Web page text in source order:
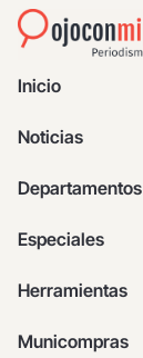
Inicio
Noticias
Departamentos
Especiales
Herramientas
Municompras